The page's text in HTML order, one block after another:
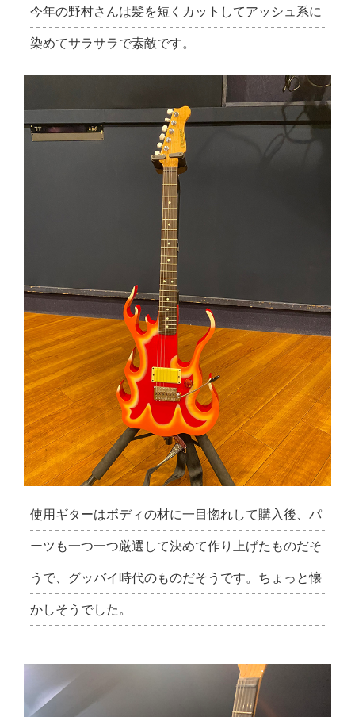
今年の野村さんは髪を短くカットしてアッシュ系に
染めてサラサラで素敵です。
使用ギターはボディの材に一目惚れして購入後、パ
ーツも一つ一つ厳選して決めて作り上げたものだそ
うで、グッバイ時代のものだそうです。ちょっと懐
かしそうでした。